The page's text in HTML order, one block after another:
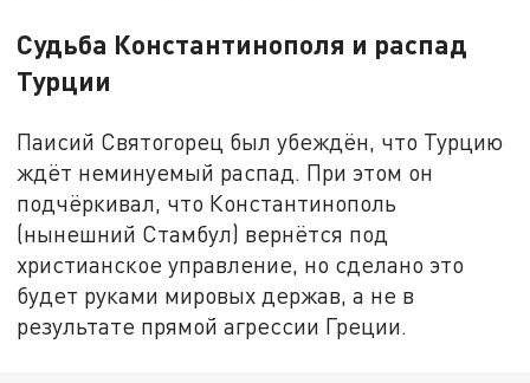
Судьба Константинополя и распад
Турции
Паисий Святогорец был убеждён, что Турцию
ждёт неминуемый распад. При этом он
подчёркивал, что Константинополь
(нынешний Стамбул) вернётся под
христианское управление, но сделано это
будет руками мировых держав, а не в
результате прямой агрессии Греции.